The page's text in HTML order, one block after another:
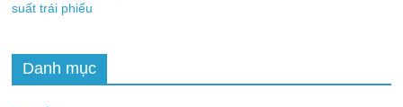
suất trái phiếu
Danh mục